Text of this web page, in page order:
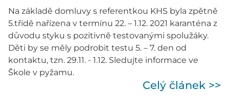
Na základě domluvy s referentkou KHS byla zpětně
5.třídě nařízena v termínu 22. – 1.12. 2021 karanténa z
důvodu styku s pozitivně testovanými spolužáky.
Děti by se měly podrobit testu 5. – 7. den od
kontaktu, tzn. 29.11. - 1.12. Sledujte informace ve
Škole v pyžamu.
Celý článek >>